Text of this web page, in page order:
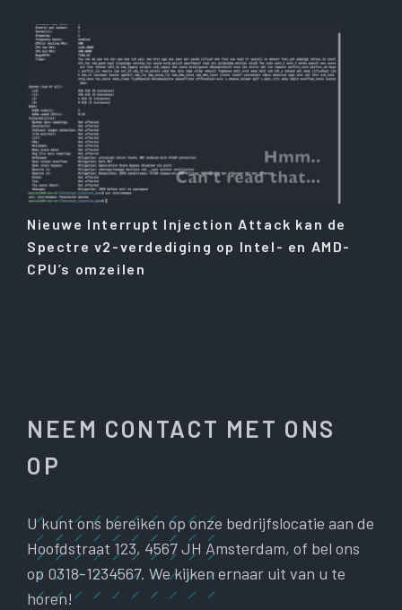
Nieuwe Interrupt Injection Attack kan de
Spectre v2-verdediging op Intel- en AMD-
CPU’s omzeilen
NEEM CONTACT MET ONS
OP
U kunt ons bereiken op onze bedrijfslocatie aan de
Hoofdstraat 123, 4567 JH Amsterdam, of bel ons
op 0318-1234567. We kijken ernaar uit van u te
horen!